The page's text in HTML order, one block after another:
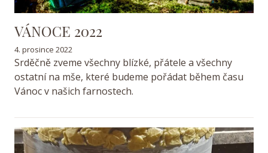
VÁNOCE 2022
4. prosince 2022
Srděčně zveme všechny blízké, přátele a všechny
ostatní na mše, které budeme pořádat během času
Vánoc v našich farnostech.